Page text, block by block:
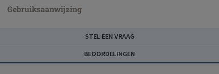
Gebruiksaanwijzing
STEL EEN VRAAG
BEOORDELINGEN